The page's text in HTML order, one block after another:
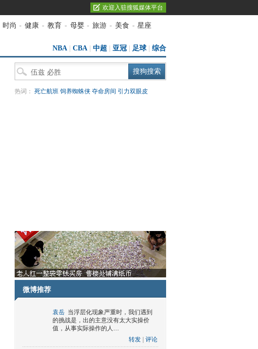
欢迎入驻搜狐媒体平台
时尚 - 健康 - 教育 - 母婴 - 旅游 - 美食 - 星座
NBA CBA 中超 亚冠 足球| 综合
热词： 死亡航班 饲养蜘蛛侠 夺命房间 引力双眼皮
微博推荐
袁岳 当浮层化现象严重时，我们遇到
的挑战是，出的主意没有太大实操价
值，从事实际操作的人…
转发
评论